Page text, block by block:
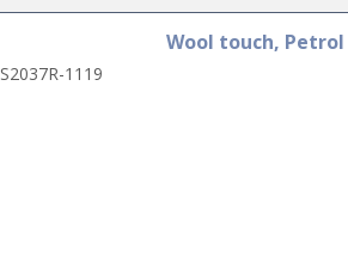
Wool touch, Petrol
S2037R-1119